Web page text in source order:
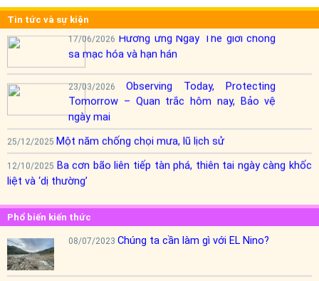
Tin tức và sự kiện
17/06/2026 Hưởng ứng Ngày Thế giới chống
sa mạc hóa và hạn hán
23/03/2026
Observing Today, Protecting
Tomorrow – Quan trắc hôm nay, Bảo vệ
ngày mai
25/12/2025 Một năm chống chọi mưa, lũ lịch sử
12/10/2025 Ba cơn bão liên tiếp tàn phá, thiên tai ngày càng khốc
liệt và ‘dị thường’
Phổ biến kiến thức
08/07/2023 Chúng ta cần làm gì với EL Nino?